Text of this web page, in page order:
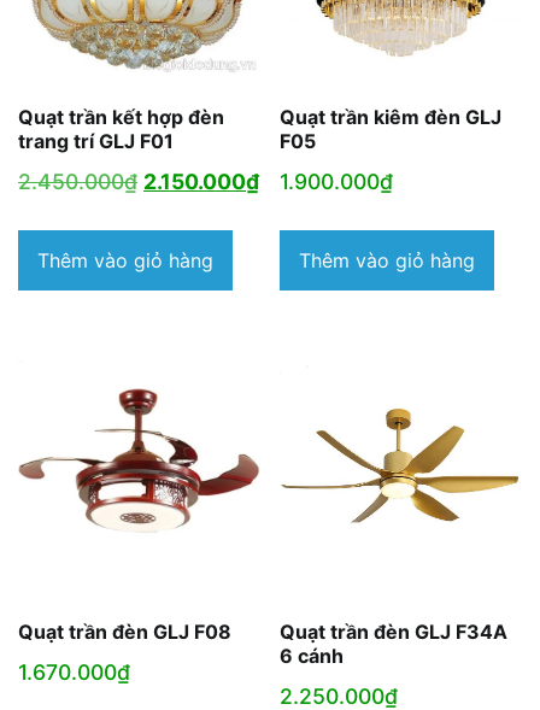
Quạt trần kết hợp đèn
trang trí GLJ F01
2.450.000₫ Giá
là:
2.450.000₫.
2.150.000₫Giá
là:
Thêm vào giỏ hàng
Quạt trần kiêm đèn GLJ
F05
1.900.000₫
Thêm vào giỏ hàng
Quạt trần đèn GLJ F08
1.670.000₫
Quạt trần đèn GLJ F34A
6 cánh
2.250.000₫